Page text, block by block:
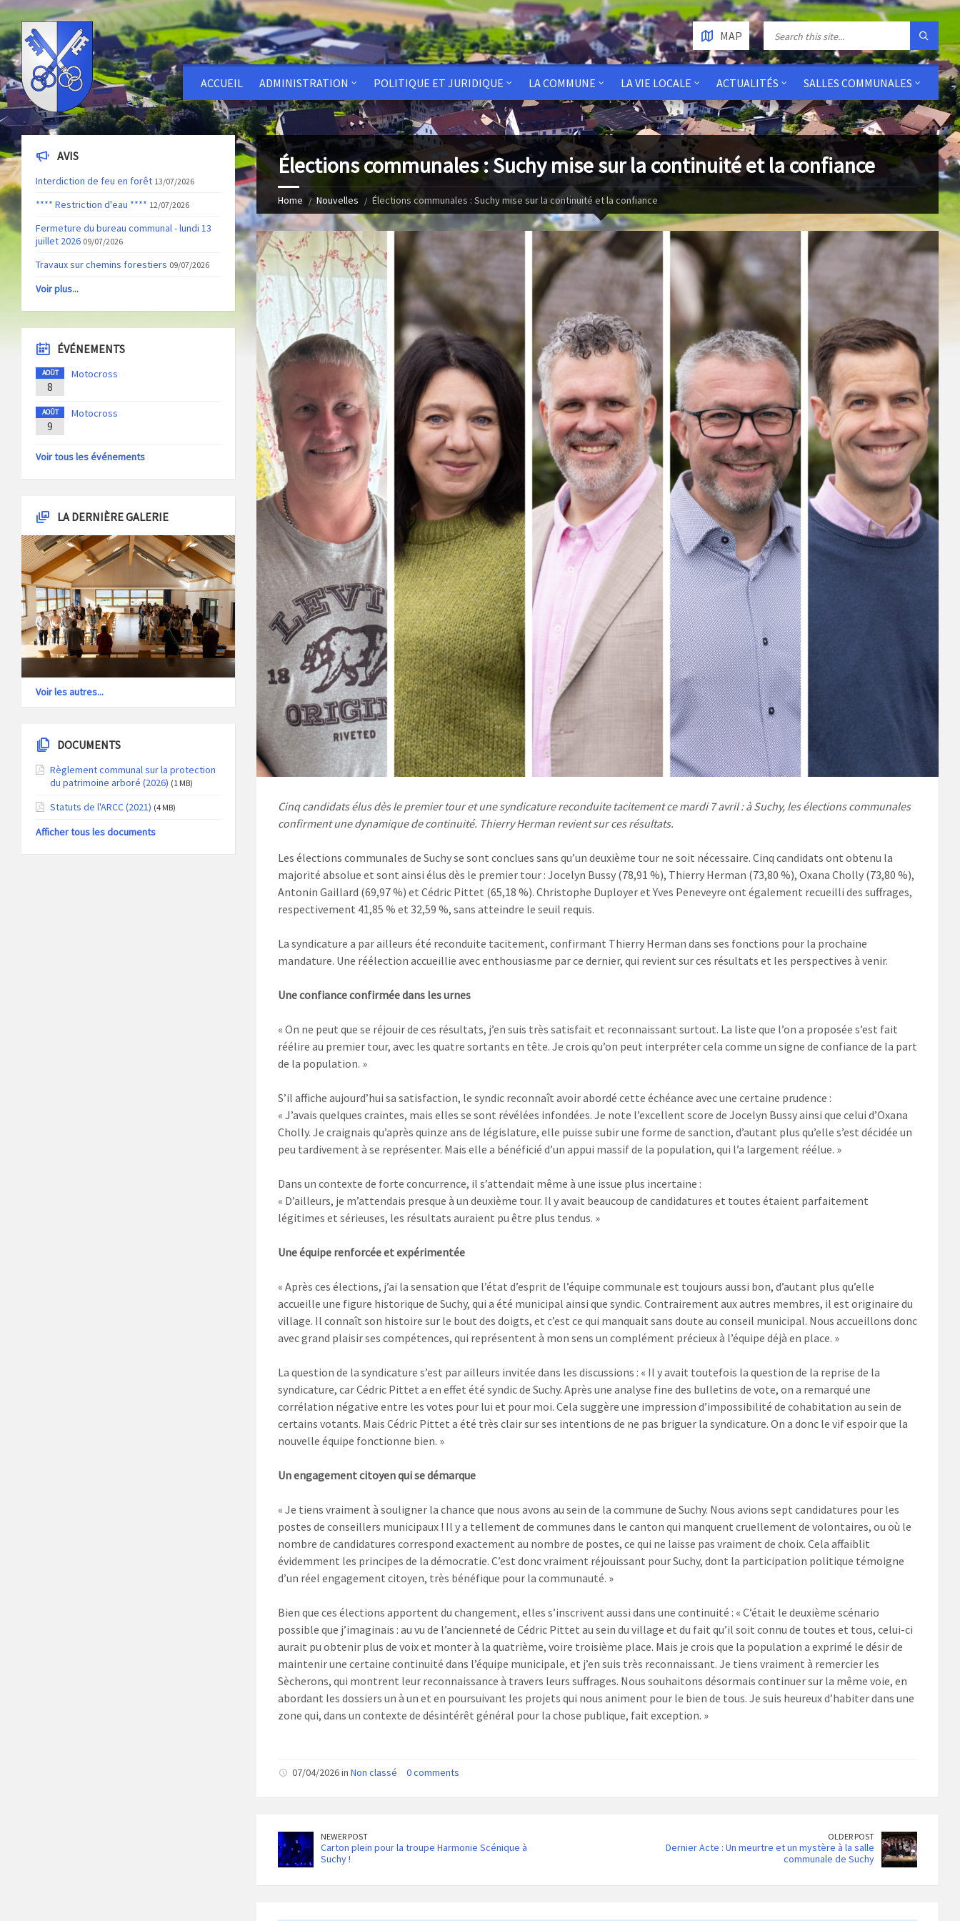
ACCUEIL ADMINISTRATION POLITIQUE ET JURIDIQUE LA COMMUNE LA VIE LOCALE ACTUALITÉS SALLES COMMUNALES
MAP
Élections communales : Suchy mise sur la continuité et la confiance
Home Nouvelles Élections communales : Suchy mise sur la continuité et la confiance
Cinq candidats élus dès le premier tour et une syndicature reconduite tacitement ce mardi 7 avril : à Suchy, les élections communales
confirment une dynamique de continuité. Thierry Herman revient sur ces résultats.
Les élections communales de Suchy se sont conclues sans qu’un deuxième tour ne soit nécessaire. Cinq candidats ont obtenu la
majorité absolue et sont ainsi élus dès le premier tour : Jocelyn Bussy (78,91 %), Thierry Herman (73,80 %), Oxana Cholly (73,80 %),
Antonin Gaillard (69,97 %) et Cédric Pittet (65,18 %). Christophe Duployer et Yves Peneveyre ont également recueilli des suffrages,
respectivement 41,85 % et 32,59 %, sans atteindre le seuil requis.
La syndicature a par ailleurs été reconduite tacitement, confirmant Thierry Herman dans ses fonctions pour la prochaine
mandature. Une réélection accueillie avec enthousiasme par ce dernier, qui revient sur ces résultats et les perspectives à venir.
Une confiance confirmée dans les urnes
« On ne peut que se réjouir de ces résultats, j’en suis très satisfait et reconnaissant surtout. La liste que l’on a proposée s’est fait
réélire au premier tour, avec les quatre sortants en tête. Je crois qu’on peut interpréter cela comme un signe de confiance de la part
de la population. »
S’il affiche aujourd’hui sa satisfaction, le syndic reconnaît avoir abordé cette échéance avec une certaine prudence :
« J’avais quelques craintes, mais elles se sont révélées infondées. Je note l’excellent score de Jocelyn Bussy ainsi que celui d’Oxana
Cholly. Je craignais qu’après quinze ans de législature, elle puisse subir une forme de sanction, d’autant plus qu’elle s’est décidée un
peu tardivement à se représenter. Mais elle a bénéficié d’un appui massif de la population, qui l’a largement réélue. »
Dans un contexte de forte concurrence, il s’attendait même à une issue plus incertaine :
« D’ailleurs, je m’attendais presque à un deuxième tour. Il y avait beaucoup de candidatures et toutes étaient parfaitement
légitimes et sérieuses, les résultats auraient pu être plus tendus. »
Une équipe renforcée et expérimentée
« Après ces élections, j’ai la sensation que l’état d’esprit de l’équipe communale est toujours aussi bon, d’autant plus qu’elle
accueille une figure historique de Suchy, qui a été municipal ainsi que syndic. Contrairement aux autres membres, il est originaire du
village. Il connaît son histoire sur le bout des doigts, et c’est ce qui manquait sans doute au conseil municipal. Nous accueillons donc
avec grand plaisir ses compétences, qui représentent à mon sens un complément précieux à l’équipe déjà en place. »
La question de la syndicature s’est par ailleurs invitée dans les discussions : « Il y avait toutefois la question de la reprise de la
syndicature, car Cédric Pittet a en effet été syndic de Suchy. Après une analyse fine des bulletins de vote, on a remarqué une
corrélation négative entre les votes pour lui et pour moi. Cela suggère une impression d’impossibilité de cohabitation au sein de
certains votants. Mais Cédric Pittet a été très clair sur ses intentions de ne pas briguer la syndicature. On a donc le vif espoir que la
nouvelle équipe fonctionne bien. »
Un engagement citoyen qui se démarque
« Je tiens vraiment à souligner la chance que nous avons au sein de la commune de Suchy. Nous avions sept candidatures pour les
postes de conseillers municipaux ! Il y a tellement de communes dans le canton qui manquent cruellement de volontaires, ou où le
nombre de candidatures correspond exactement au nombre de postes, ce qui ne laisse pas vraiment de choix. Cela affaiblit
évidemment les principes de la démocratie. C’est donc vraiment réjouissant pour Suchy, dont la participation politique témoigne
d’un réel engagement citoyen, très bénéfique pour la communauté. »
Bien que ces élections apportent du changement, elles s’inscrivent aussi dans une continuité : « C’était le deuxième scénario
possible que j’imaginais : au vu de l’ancienneté de Cédric Pittet au sein du village et du fait qu’il soit connu de toutes et tous, celui-ci
aurait pu obtenir plus de voix et monter à la quatrième, voire troisième place. Mais je crois que la population a exprimé le désir de
maintenir une certaine continuité dans l’équipe municipale, et j’en suis très reconnaissant. Je tiens vraiment à remercier les
Sècherons, qui montrent leur reconnaissance à travers leurs suffrages. Nous souhaitons désormais continuer sur la même voie, en
abordant les dossiers un à un et en poursuivant les projets qui nous animent pour le bien de tous. Je suis heureux d’habiter dans une
zone qui, dans un contexte de désintérêt général pour la chose publique, fait exception. »
07/04/2026 in Non classé 0 comments
NEWER POST
Carton plein pour la troupe Harmonie Scénique à
Suchy !
OLDER POST
Dernier Acte : Un meurtre et un mystère à la salle
communale de Suchy
AVIS
Interdiction de feu en forêt 13/07/2026
**** Restriction d'eau **** 12/07/2026
Fermeture du bureau communal - lundi 13
juillet 2026 09/07/2026
Travaux sur chemins forestiers 09/07/2026
Voir plus...
ÉVÉNEMENTS
AOÛT
8
Motocross
AOÛT
9
Motocross
Voir tous les événements
LA DERNIÈRE GALERIE
Voir les autres...
DOCUMENTS
Règlement communal sur la protection
du patrimoine arboré (2026) (1 MB)
Statuts de l'ARCC (2021) (4 MB)
Afficher tous les documents